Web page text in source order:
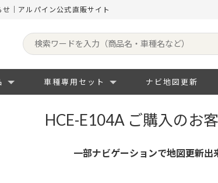
｜アルパイン公式直販サイト
車種専用セット ナビ地図更新
HCE-E104A ご購入のお
一部ナビゲーションで地図更新出